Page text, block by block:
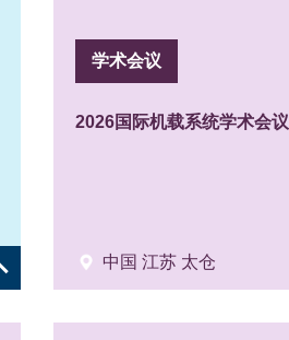
学术会议
2026国际机载系统学术会议
中国 江苏 太仓